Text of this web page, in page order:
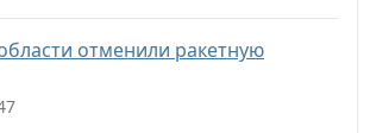
отменили ракетную